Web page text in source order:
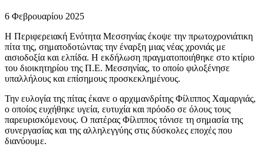
6 Φεβρουαρίου 2025
Η Περιφερειακή Ενότητα Μεσσηνίας έκοψε την πρωτοχρονιάτικη
πίτα της, σηματοδοτώντας την έναρξη μιας νέας χρονιάς με
αισιοδοξία και ελπίδα. Η εκδήλωση πραγματοποιήθηκε στο κτίριο
του διοικητηρίου της Π.Ε. Μεσσηνίας, το οποίο φιλοξένησε
υπαλλήλους και επίσημους προσκεκλημένους.
Την ευλογία της πίτας έκανε ο αρχιμανδρίτης Φίλιππος Χαμαργιάς,
ο οποίος ευχήθηκε υγεία, ευτυχία και πρόοδο σε όλους τους
παρευρισκόμενους. Ο πατέρας Φίλιππος τόνισε τη σημασία της
συνεργασίας και της αλληλεγγύης στις δύσκολες εποχές που
διανύουμε.